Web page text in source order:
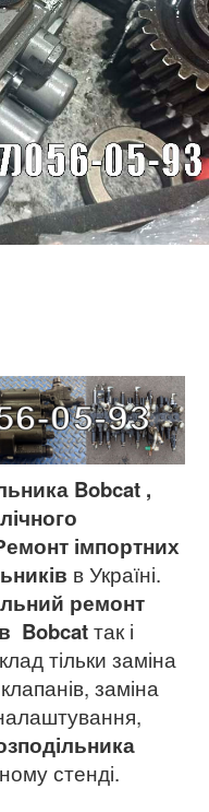
Bobcat ,
імпортних
в Україні.
ремонт
Bobcatтак і
тільки заміна
клапанів, заміна
стенді.